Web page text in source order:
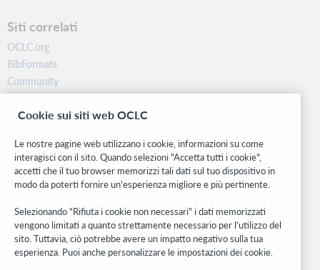
Siti correlati
OCLC.org
BibFormats
Community
Ricerca
WebJunction
Stay in the know.
Ricevi gli ultimi aggiornamenti di prodotti, ricerche, eventi e molto
altro direttamente nella tua casella di posta.
Subscribe now
Cookie sui siti web OCLC
Le nostre pagine web utilizzano i cookie, informazioni su come
interagisci con il sito. Quando selezioni "Accetta tutti i cookie",
accetti che il tuo browser memorizzi tali dati sul tuo dispositivo in
modo da poterti fornire un'esperienza migliore e più pertinente.
Selezionando "Rifiuta i cookie non necessari" i dati memorizzati
vengono limitati a quanto strettamente necessario per l'utilizzo del
sito. Tuttavia, ciò potrebbe avere un impatto negativo sulla tua
esperienza. Puoi anche personalizzare le impostazioni dei cookie.